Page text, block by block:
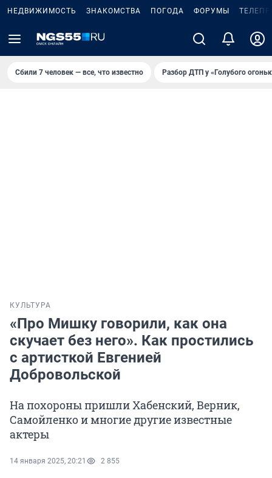
НЕДВИЖИМОСТЬ ЗНАКОМСТВА ПОГОДА ФОРУМЫ
Сбили 7 человек — все, что известно Разбор ДТП у «Голубого
КУЛЬТУРА
«Про Мишку говорили, как она
скучает без него». Как простились
с артисткой Евгенией
Добровольской
На похороны пришли Хабенский, Верник,
Самойленко и многие другие известные
актеры
14 января 2025, 20:21 2 855